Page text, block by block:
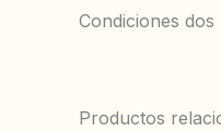
Condiciones
Productos